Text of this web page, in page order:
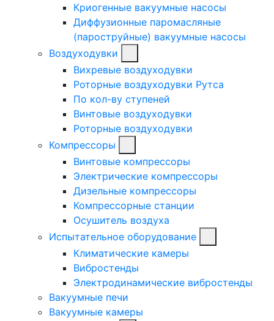
Криогенные вакуумные насосы
Диффузионные паромасляные
(пароструйные) вакуумные насосы
Воздуходувки
Вихревые воздуходувки
Роторные воздуходувки Рутса
По кол-ву ступеней
Винтовые воздуходувки
Роторные воздуходувки
Компрессоры
Винтовые компрессоры
Электрические компрессоры
Дизельные компрессоры
Компрессорные станции
Осушитель воздуха
Испытательное оборудование
Климатические камеры
Вибростенды
Электродинамические вибростенды
Вакуумные печи
Вакуумные камеры